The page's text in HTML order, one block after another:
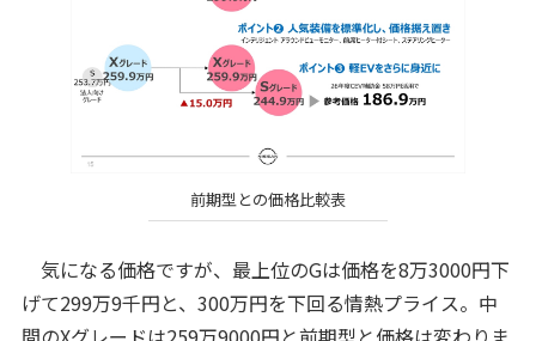
前期型との価格比較表
気になる価格ですが、最上位のGは価格を8万3000円下
げて299万9千円と、300万円を下回る情熱プライス。中